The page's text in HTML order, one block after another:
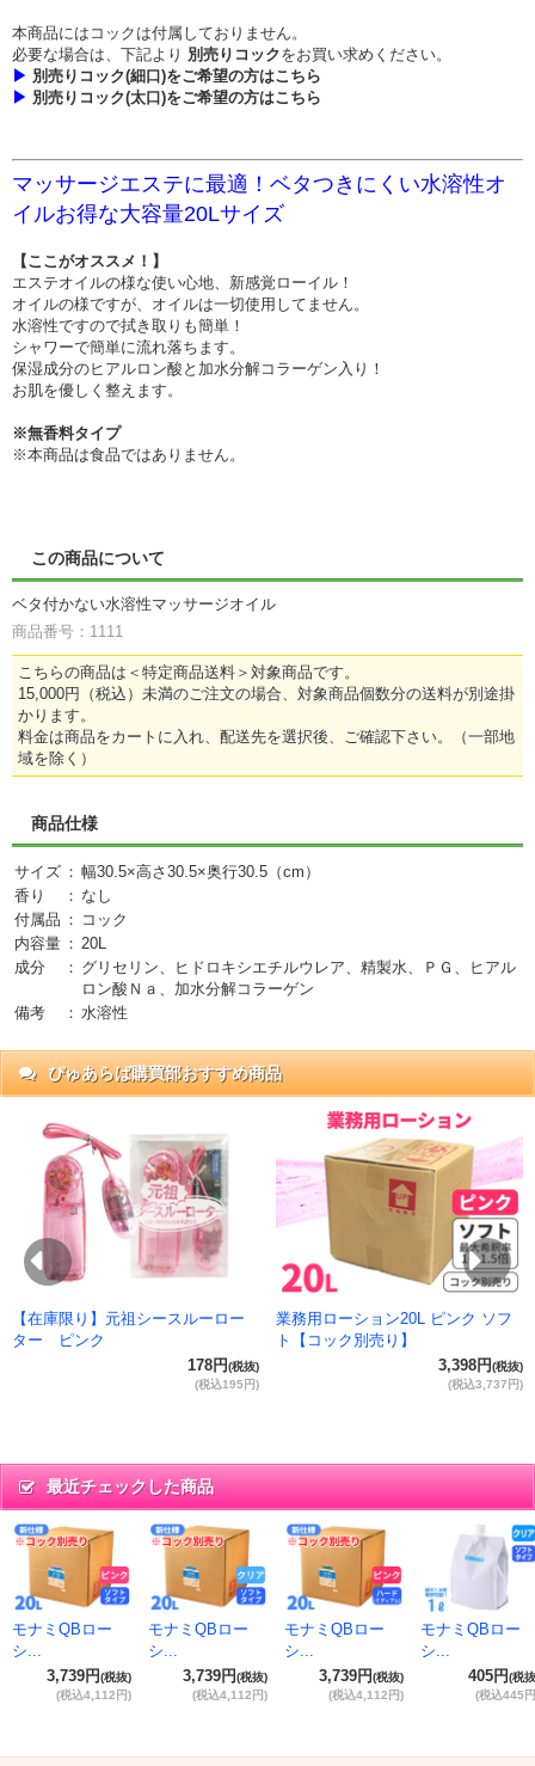
本商品にはコックは付属しておりません。
必要な場合は、下記より 別売りコックをお買い求めください。
▶ 別売りコック(細口)をご希望の方はこちら
▶ 別売りコック(太口)をご希望の方はこちら
マッサージエステに最適！ベタつきにくい水溶性オ
イルお得な大容量20Lサイズ
【ここがオススメ！】
エステオイルの様な使い心地、新感覚ローイル！
オイルの様ですが、オイルは一切使用してません。
水溶性ですので拭き取りも簡単！
シャワーで簡単に流れ落ちます。
保湿成分のヒアルロン酸と加水分解コラーゲン入り！
お肌を優しく整えます。
※無香料タイプ
※本商品は食品ではありません。
この商品について
ベタ付かない水溶性マッサージオイル
商品番号：1111
こちらの商品は＜特定商品送料＞対象商品です。
15,000円（税込）未満のご注文の場合、対象商品個数分の送料が別途掛
かります。
料金は商品をカートに入れ、配送先を選択後、ご確認下さい。（一部地
域を除く）
商品仕様
サイズ ： 幅30.5×高さ30.5×奥行30.5（cm）
香り
： なし
付属品 ： コック
内容量 ： 20L
成分
： グリセリン、ヒドロキシエチルウレア、精製水、ＰＧ、ヒアル
ロン酸Ｎａ、加水分解コラーゲン
備考
： 水溶性
ぴゅあらば購買部おすすめ商品
Previous
【在庫限り】元祖シースルーロー
ター ピンク
178円(税抜)
(税込195円)
業務用ローション20L ピンク ソフ
ト【コック別売り】
3,398円(税抜)
(税込3,737円)
最近チェックした商品
モナミQBロー
シ...
3,739円(税抜)
(税込4,112円)
モナミQBロー
シ...
3,739円(税抜)
(税込4,112円)
モナミQBロー
シ...
3,739円(税抜)
(税込4,112円)
モナミQBロー
シ...
405円(税
(税込445